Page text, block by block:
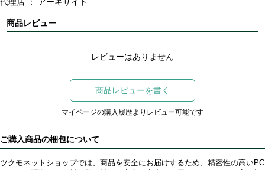
商品レビュー
レビューはありません
商品レビューを書く
マイページの購入履歴よりレビュー可能です
ご購入商品の梱包について
ツクモネットショップでは、商品を安全にお届けするため、精密性の高いPC